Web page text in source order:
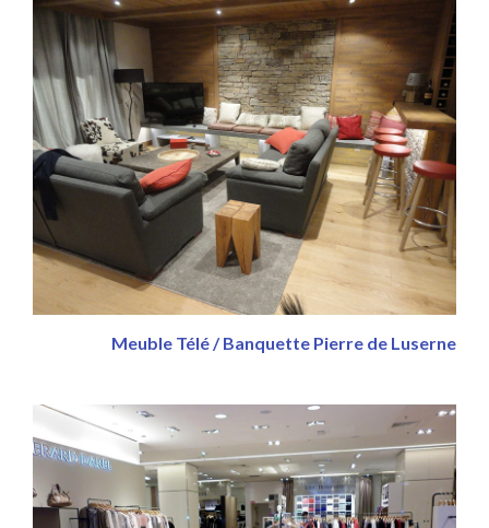
Meuble Télé / Banquette Pierre de Luserne